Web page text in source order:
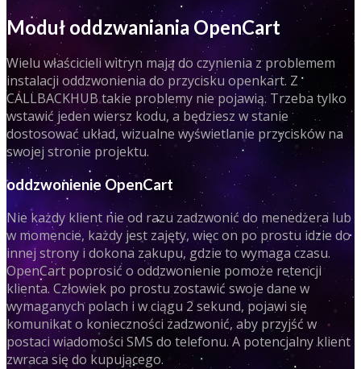
Moduł oddzwaniania OpenCart
Wielu właścicieli witryn mają do czynienia z problemem
instalacji oddzwonienia do przycisku openkart. Z
CALLBACKHUB takie problemy nie pojawią. Trzeba tylko
wstawić jeden wiersz kodu, a będziesz w stanie
dostosować układ, wizualne wyświetlanie przycisków na
swojej stronie projektu.
oddzwonienie OpenCart
Nie każdy klient nie od razu zadzwonić do menedżera lub
w momencie, każdy jest zajęty, więc on po prostu idzie do
innej strony i dokona zakupu, gdzie to wymaga czasu.
OpenCart poprosić o oddzwonienie pomoże retencji
klienta. Człowiek po prostu zostawić swoje dane w
wymaganych polach i w ciągu 2 sekund, pojawi się
komunikat o konieczności zadzwonić, aby przyjść w
postaci wiadomości SMS do telefonu. A potencjalny klient
zwraca się do kupującego.